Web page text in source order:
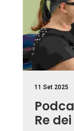
11 Set 2025
Re